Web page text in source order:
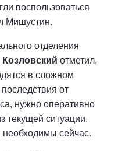
воспользоваться
Мишустин.
отделения
отметил,
в сложном
от
нужно оперативно
текущей ситуации.
сейчас.